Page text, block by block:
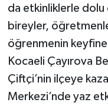
da etkinliklerle dolu
bireyler,
öğrenmenin keyfine
Kocaeli Çayırova
Çiftçi’nin ilçeye
Merkezi’nde yaz